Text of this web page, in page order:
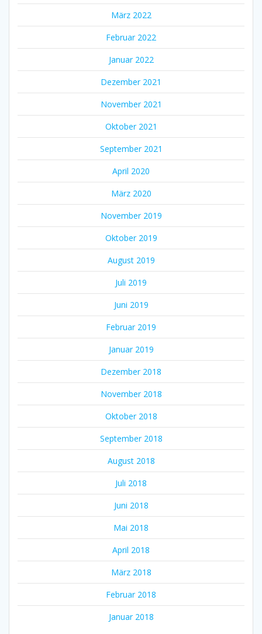
März 2022
Februar 2022
Januar 2022
Dezember 2021
November 2021
Oktober 2021
September 2021
April 2020
März 2020
November 2019
Oktober 2019
August 2019
Juli 2019
Juni 2019
Februar 2019
Januar 2019
Dezember 2018
November 2018
Oktober 2018
September 2018
August 2018
Juli 2018
Juni 2018
Mai 2018
April 2018
März 2018
Februar 2018
Januar 2018